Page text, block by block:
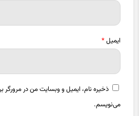
ایمیل*
ذخیره نام، ایمیل و وبسایت من در مرورگر
می‌نویسم.